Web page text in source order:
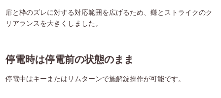
扉と枠のズレに対する対応範囲を広げるため、鎌とストライクのク
リアランスを大きくしました。
停電時は停電前の状態のまま
停電中はキーまたはサムターンで施解錠操作が可能です。